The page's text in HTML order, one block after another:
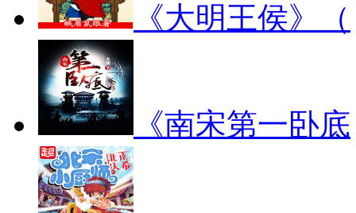
《大明王侯》（
《南宋第一卧底